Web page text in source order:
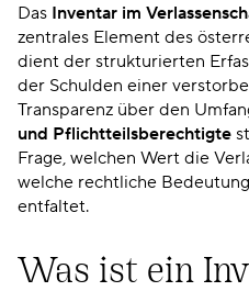
Das Inventar im
zentrales Element des
dient der strukturierten
der Schulden einer
Transparenz über den
und Pflichtteilsberechtigte
Frage, welchen Wert die
welche rechtliche
entfaltet.
Was ist ein